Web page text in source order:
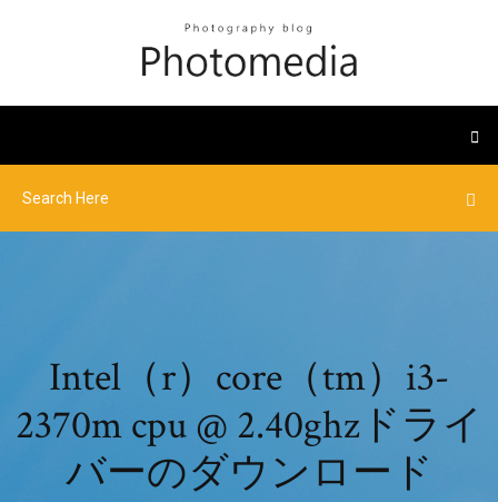
Intel（r）core（tm）i3-
2370m cpu @ 2.40ghzドライ
バーのダウンロード